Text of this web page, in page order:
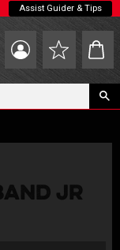
Assist Guider & Tips
Favoriter
JR